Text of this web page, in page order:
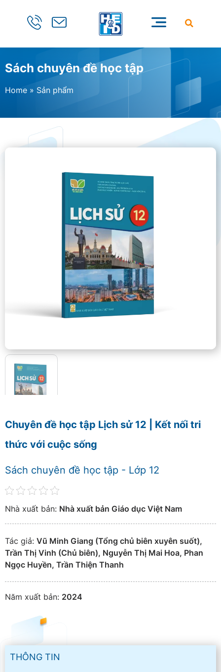
Sách chuyên đề học tập
Home » Sản phẩm
Chuyên đề học tập Lịch sử 12 | Kết nối tri
thức với cuộc sống
Sách chuyên đề học tập - Lớp 12
Nhà xuất bản: Nhà xuất bản Giáo dục Việt Nam
Tác giả: Vũ Minh Giang (Tổng chủ biên xuyên suốt),
Trần Thị Vinh (Chủ biên), Nguyễn Thị Mai Hoa, Phan
Ngọc Huyền, Trần Thiện Thanh
Năm xuất bản: 2024
THÔNG TIN